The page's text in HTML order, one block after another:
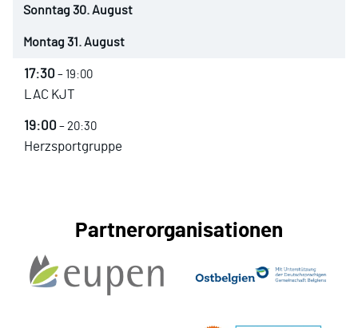
Sonntag 30. August
Montag 31. August
17:30 – 19:00
LAC KJT
19:00 – 20:30
Herzsportgruppe
Partnerorganisationen